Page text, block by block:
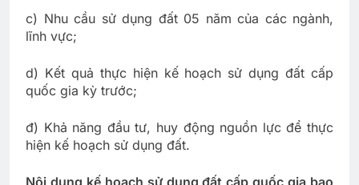
c) Nhu cầu sử dụng đất 05 năm của các ngành,
lĩnh vực;
d) Kết quả thực hiện kế hoạch sử dụng đất cấp
quốc gia kỳ trước;
đ) Khả năng đầu tư, huy động nguồn lực để thực
hiện kế hoạch sử dụng đất.
Nội dung kế hoạch sử dụng đất cấp quốc gia bao